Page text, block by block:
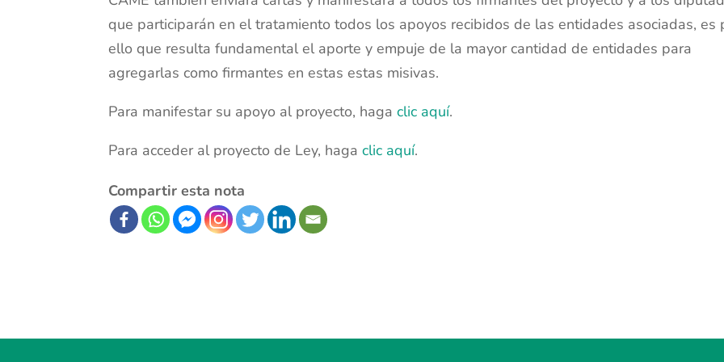
que participarán en el tratamiento todos los apoyos recibidos de las entidades asociadas, es
ello que resulta fundamental el aporte y empuje de la mayor cantidad de entidades para
agregarlas como firmantes en estas estas misivas.
Para manifestar su apoyo al proyecto, hagaclic aquí.
Para acceder al proyecto de Ley, hagaclic aquí.
Compartir esta nota